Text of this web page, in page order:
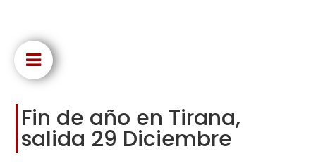
Fin de año en Tirana,
salida 29 Diciembre